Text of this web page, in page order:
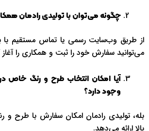
چگونه می‌توان با تولیدی رادمان
از طریق وب‌سایت رسمی یا تماس مستقیم
می‌توانید سفارش خود را ثبت و همکاری را آغاز
آیا امکان انتخاب طرح و رنگ خاص
وجود دارد؟
بله، تولیدی رادمان امکان سفارش با طرح و
بالا ارائه می‌دهد.